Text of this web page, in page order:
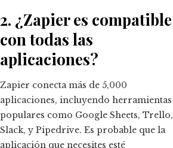
2. ¿Zapier es compatible
con todas las
aplicaciones?
Zapier conecta más de 5,000
aplicaciones, incluyendo herramientas
populares como Google Sheets, Trello,
Slack, y Pipedrive. Es probable que la
aplicación que necesites esté